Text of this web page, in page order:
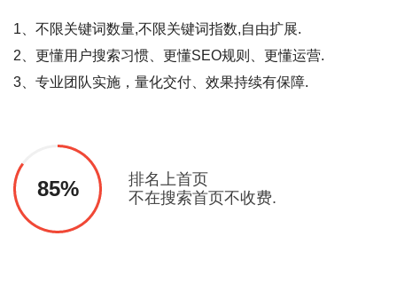
1、不限关键词数量,不限关键词指数,自由扩展.
2、更懂用户搜索习惯、更懂SEO规则、更懂运营.
3、专业团队实施，量化交付、效果持续有保障.
85%
排名上首页
不在搜索首页不收费.